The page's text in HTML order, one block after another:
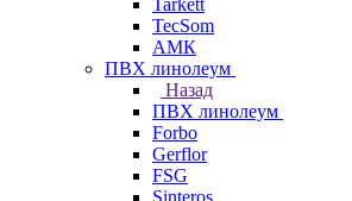
Tarkett
TecSom
АМК
ПВХ линолеум
Назад
ПВХ линолеум
Forbo
Gerflor
FSG
Sinteros